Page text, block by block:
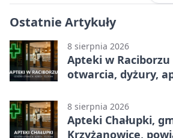
Ostatnie Artykuły
8 sierpnia 2026
Apteki w Raciborzu
otwarcia, dyżury,
8 sierpnia 2026
Apteki Chałupki,
Krzyżanowice,